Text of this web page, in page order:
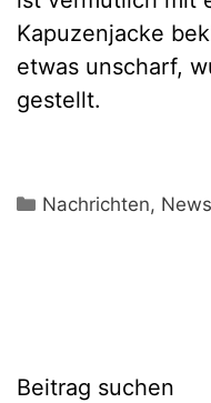
Kapuzenjacke
etwas unscharf,
gestellt.
Kategorien
Nachrichten, News
Beitrag suchen